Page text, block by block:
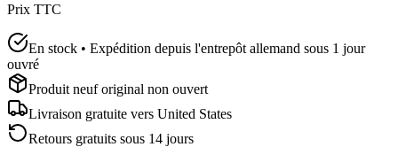
Prix TTC
En stock • Expédition depuis l'entrepôt allemand sous 1 jour
ouvré
Produit neuf original non ouvert
Livraison gratuite vers United States
Retours gratuits sous 14 jours